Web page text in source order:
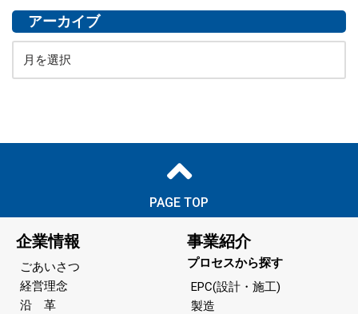
アーカイブ
PAGE TOP
企業情報
ごあいさつ
経営理念
沿 革
事業紹介
プロセスから探す
EPC(設計・施工)
製造